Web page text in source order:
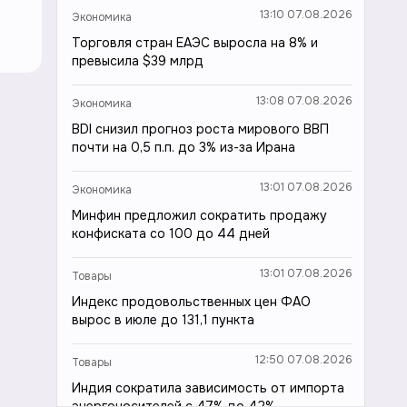
Экономика 13:10 07.08.2026
Торговля стран ЕАЭС выросла на 8% и
превысила $39 млрд
Экономика 13:08 07.08.2026
BDI снизил прогноз роста мирового ВВП
почти на 0,5 п.п. до 3% из-за Ирана
Экономика 13:01 07.08.2026
Минфин предложил сократить продажу
конфиската со 100 до 44 дней
Товары 13:01 07.08.2026
Индекс продовольственных цен ФАО
вырос в июле до 131,1 пункта
Товары 12:50 07.08.2026
Индия сократила зависимость от импорта